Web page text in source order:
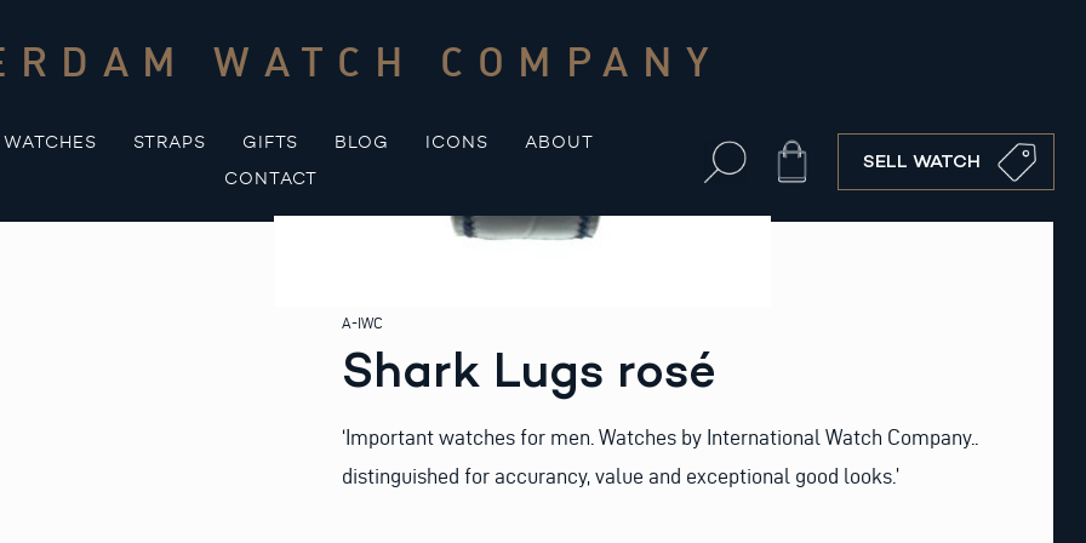
WATCH COMPANY
WATCHES STRAPS GIFTS BLOG ICONS
ABOUT
CONTACT
Cart SELL WATCH
A-IWC
Shark Lugs rosé
‘Important watches for men. Watches by International Watch Company..
distinguished for accurancy, value and exceptional good looks.’